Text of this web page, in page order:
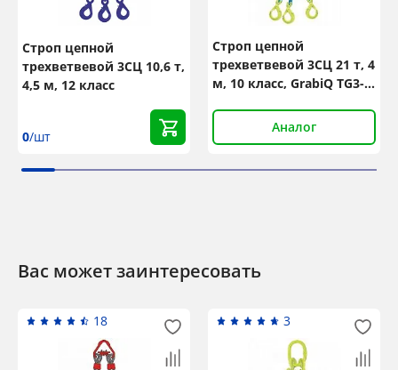
Строп цепной
трехветвевой 3СЦ 10,6 т,
4,5 м, 12 класс
0/шт
Строп цепной
трехветвевой 3СЦ 21 т, 4
м, 10 класс, GrabiQ TG3-
Аналог
Вас может заинтересовать
18 3